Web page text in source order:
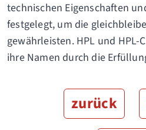
technischen Eigenschaften
festgelegt, um die
gewährleisten. HPL und
ihre Namen durch die
zurück